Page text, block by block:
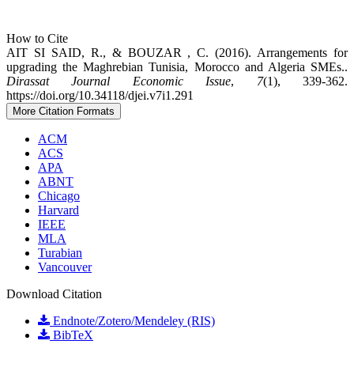
How to Cite
AIT SI SAID, R., & BOUZAR , C. (2016). Arrangements for
upgrading the Maghrebian Tunisia, Morocco ‎and Algeria SMEs.‎.
Dirassat Journal Economic Issue, 7(1), 339-362.
https://doi.org/10.34118/djei.v7i1.291
More Citation Formats
ACM
ACS
APA
ABNT
Chicago
Harvard
IEEE
MLA
Turabian
Vancouver
Download Citation
Endnote/Zotero/Mendeley (RIS)
BibTeX